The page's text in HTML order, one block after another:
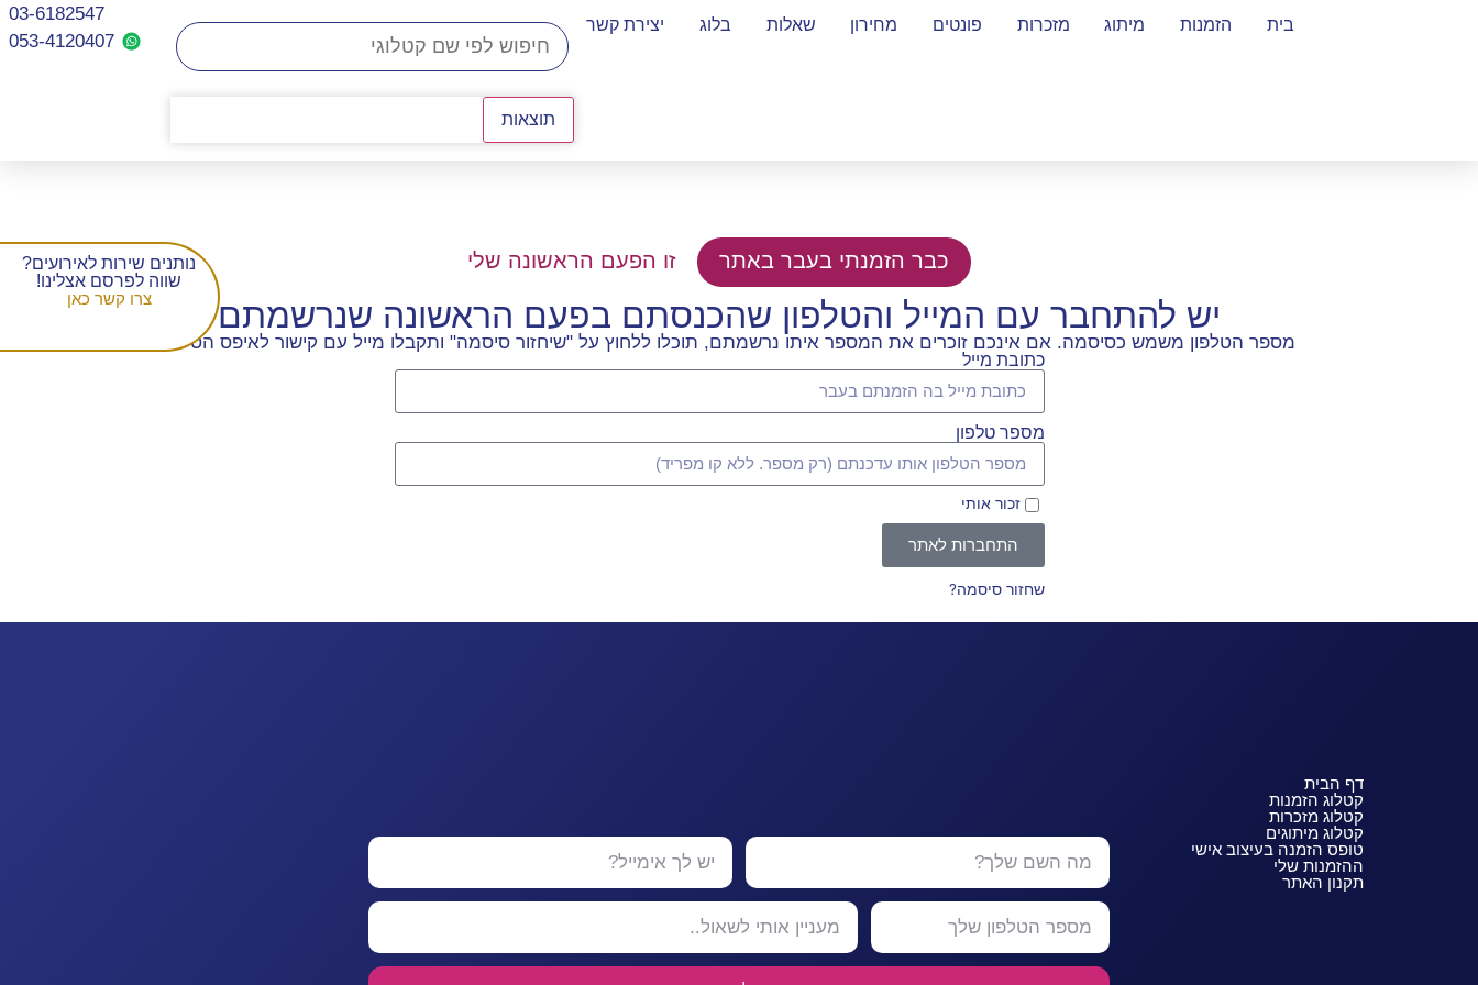
בית הזמנות מיתוג מזכרות פונטים מחירון שאלות בלוג יצירת קשר
תוצאות
03-6182547
053-4120407​
כבר הזמנתי בעבר באתר זו הפעם הראשונה שלי
יש להתחבר עם המייל והטלפון שהכנסתם בפעם הראשונה שנרשמתם
מספר הטלפון משמש כסיסמה. אם אינכם זוכרים את המספר איתו נרשמתם, תוכלו ללחוץ על "שיחזור סיסמה" ותקבלו מייל עם קישור לאיפס הסיסמה.
כתובת מייל
מספר טלפון
זכור אותי
התחברות לאתר
שחזור סיסמה?
דף הבית
קטלוג הזמנות
קטלוג מזכרות
קטלוג מיתוגים
טופס הזמנה בעיצוב אישי
ההזמנות שלי
תקנון האתר
נותנים שירות לאירועים?
שווה לפרסם אצלינו!
צרו קשר כאן